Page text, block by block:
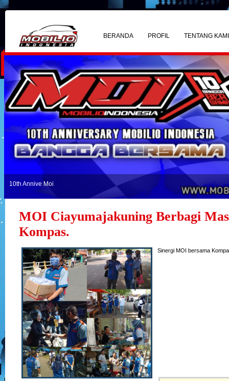
BERANDA PROFIL TENTANG KAMI
10th Annive Moi
MOI Ciayumajakuning Berbagi
Kompas.
Sinergi MOI bersama